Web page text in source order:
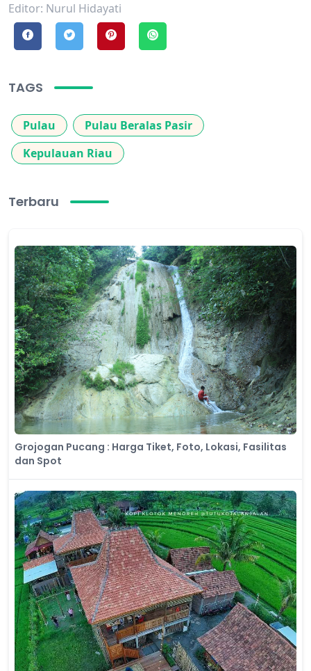
Editor: Nurul Hidayati
TAGS
Pulau
Pulau Beralas Pasir
Kepulauan Riau
Terbaru
Grojogan Pucang : Harga Tiket, Foto, Lokasi, Fasilitas
dan Spot